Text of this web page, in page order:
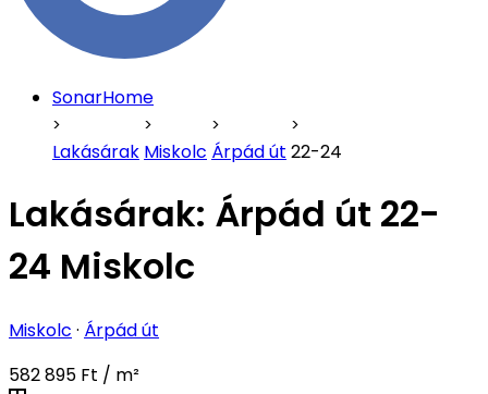
SonarHome
Lakásárak Miskolc Árpád út 22-24
Lakásárak: Árpád út 22-
24 Miskolc
Miskolc · Árpád út
582 895 Ft / m²